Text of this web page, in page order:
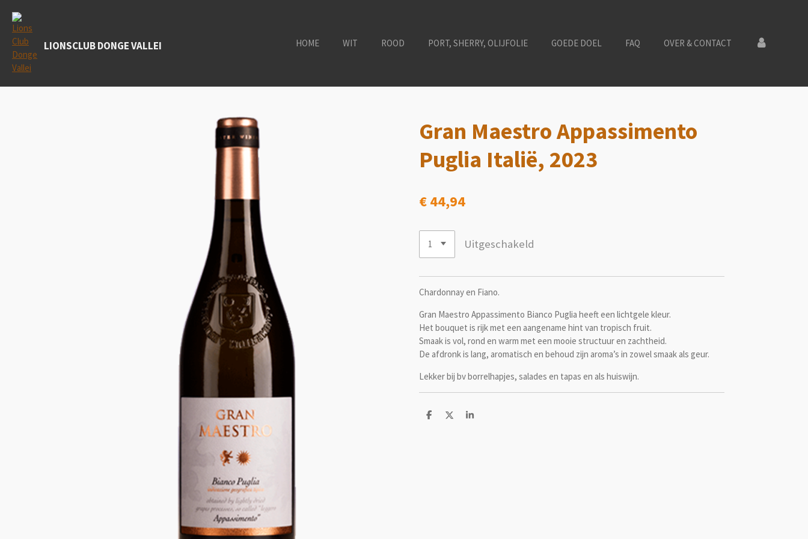
Ga
direct
naar
de
hoofdinhoud
LIONSCLUB DONGE VALLEI HOME WIT ROOD PORT, SHERRY, OLIJFOLIE GOEDE DOEL FAQ OVER & CONTACT
Gran Maestro Appassimento
Puglia Italië, 2023
€ 44,94
Uitgeschakeld
Chardonnay en Fiano.
Gran Maestro Appassimento Bianco Puglia heeft een lichtgele kleur.
Het bouquet is rijk met een aangename hint van tropisch fruit.
Smaak is vol, rond en warm met een mooie structuur en zachtheid.
De afdronk is lang, aromatisch en behoud zijn aroma’s in zowel smaak als geur.
Lekker bij bv borrelhapjes, salades en tapas en als huiswijn.
D
D
S